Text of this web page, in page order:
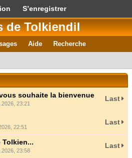
S’enregistrer
de Tolkiendil
Aide Recherche
souhaite la bienvenue
23:21
Last
22:51
Last
23:58
Last